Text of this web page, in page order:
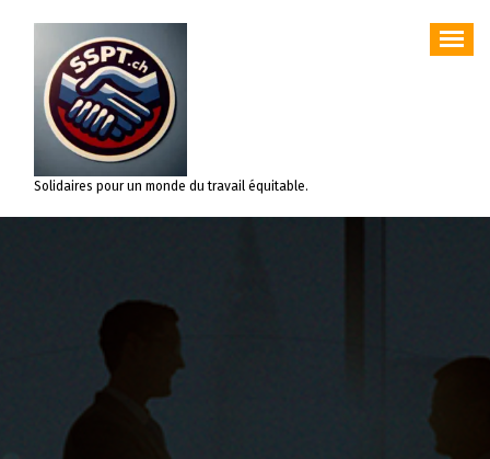
contenu
Solidaires pour un monde du travail équitable.